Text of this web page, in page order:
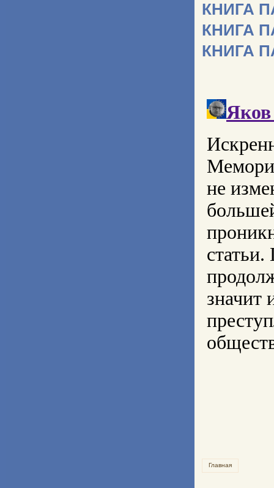
КНИГА
КНИГА
КНИГА
Главная